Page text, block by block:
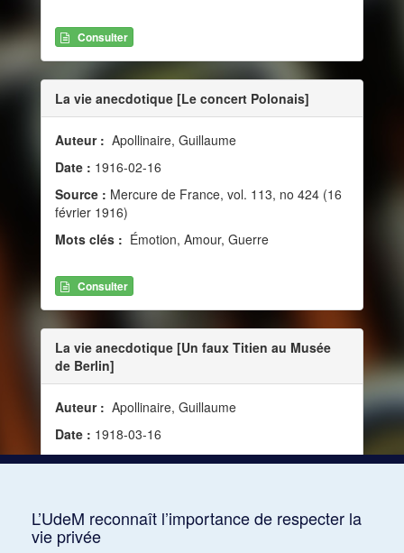
Consulter
La vie anecdotique [Le concert Polonais]
Auteur : Apollinaire, Guillaume
Date : 1916-02-16
Source : Mercure de France, vol. 113, no 424 (16
février 1916)
Mots clés : Émotion, Amour, Guerre
Consulter
La vie anecdotique [Un faux Titien au Musée
de Berlin]
Auteur : Apollinaire, Guillaume
Date : 1918-03-16
Source :Mercure de France, vol. 126, no 474 (16
L’UdeM reconnaît l’importance de respecter la
vie privée